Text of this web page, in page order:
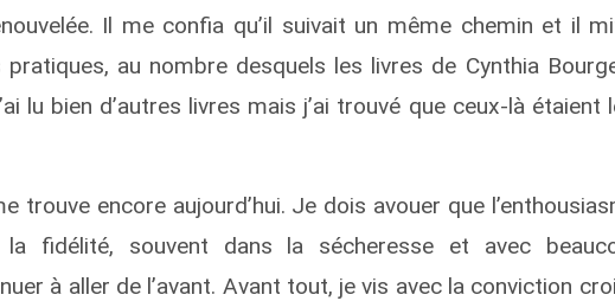
Il me confia qu’il suivait un même chemin et il
au nombre desquels les livres de Cynthia
lu bien d’autres livres mais j’ai trouvé que ceux-là étaient
trouve encore aujourd’hui. Je dois avouer que
la fidélité, souvent dans la sécheresse et avec
à aller de l’avant. Avant tout, je vis avec la conviction